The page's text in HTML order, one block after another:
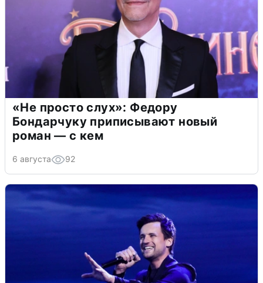
«Не просто слух»: Федору
Бондарчуку приписывают новый
роман — с кем
6 августа 92